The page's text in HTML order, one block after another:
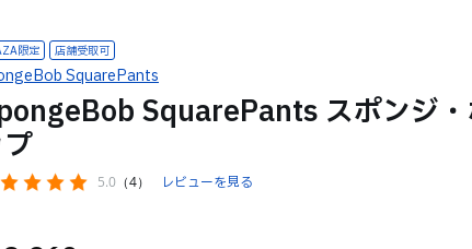
限定
SquarePants
SquarePants スポンジ・
5.0 （4） レビューを見る